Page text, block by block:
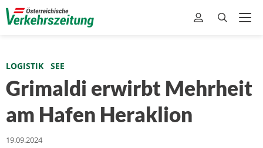
LOGISTIK SEE
Grimaldi erwirbt Mehrheit
am Hafen Heraklion
19.09.2024